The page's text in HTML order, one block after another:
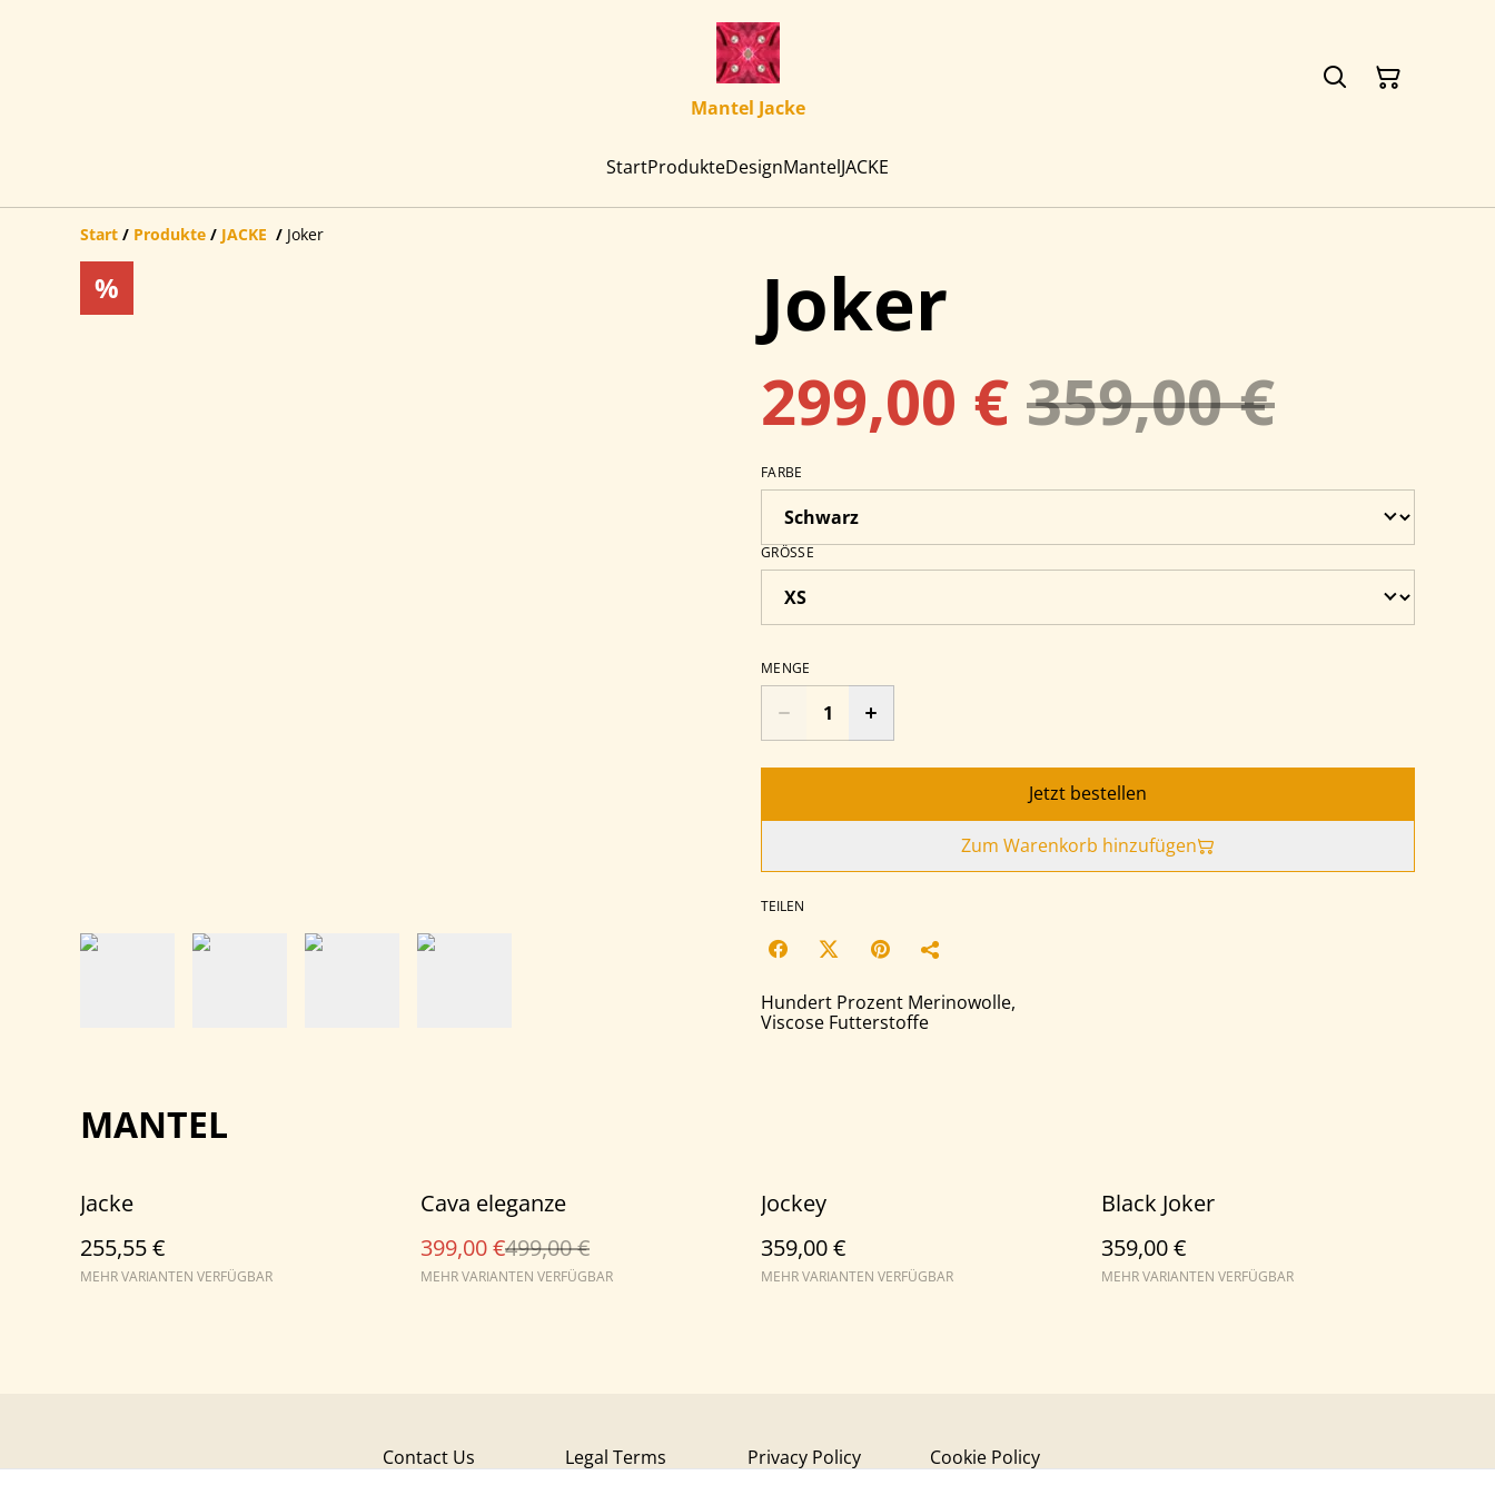
Mantel Jacke
StartProdukteDesignMantelJACKE
Start / Produkte / JACKE / Joker
% Joker
299,00 € 359,00 €
FARBE
GRÖSSE
MENGE
Jetzt bestellen
Zum Warenkorb hinzufügen
TEILEN
Hundert Prozent Merinowolle,
Viscose Futterstoffe
MANTEL
Jacke
255,55 €
MEHR VARIANTEN VERFÜGBAR
%
Cava eleganze
399,00 €499,00 €
MEHR VARIANTEN VERFÜGBAR
Jockey
359,00 €
MEHR VARIANTEN VERFÜGBAR
Black Joker
359,00 €
MEHR VARIANTEN VERFÜGBAR
Contact Us Legal Terms Privacy Policy Cookie Policy